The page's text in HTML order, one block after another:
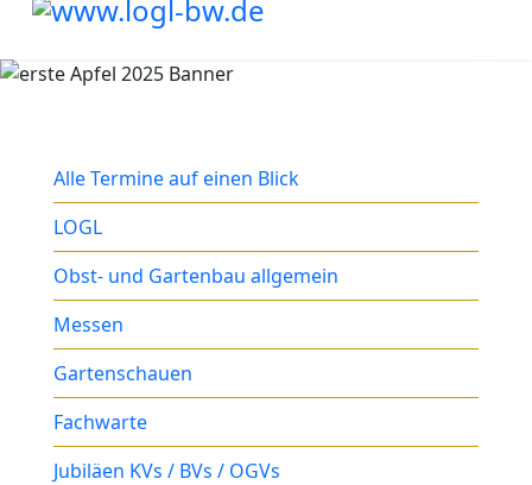
Alle Termine auf einen Blick
LOGL
Obst- und Gartenbau allgemein
Messen
Gartenschauen
Fachwarte
Jubiläen KVs / BVs / OGVs